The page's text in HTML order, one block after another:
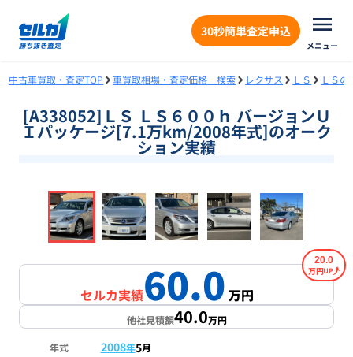
30秒簡単査定申込
メニュー
中古車買取・査定TOP 車買取相場・査定価格 検索 レクサス ＬＳ ＬＳ
[A338052]ＬＳ ＬＳ６００ｈ バージョンＵ
Ｉパッケージ[7.1万km/2008年式]のオーク
ション実績
1/19
セルカ実績60.0万円
20.0
万円
他社見積額40.0万円
年式 2008年5月